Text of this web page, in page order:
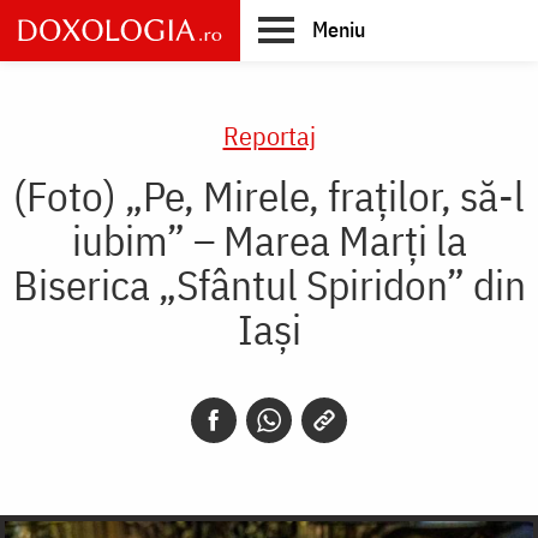
Skip
to
main
Meniu
Reportaj
(Foto) „Pe, Mirele, fraților, să-l
iubim” – Marea Marți la
Biserica „Sfântul Spiridon” din
Iași